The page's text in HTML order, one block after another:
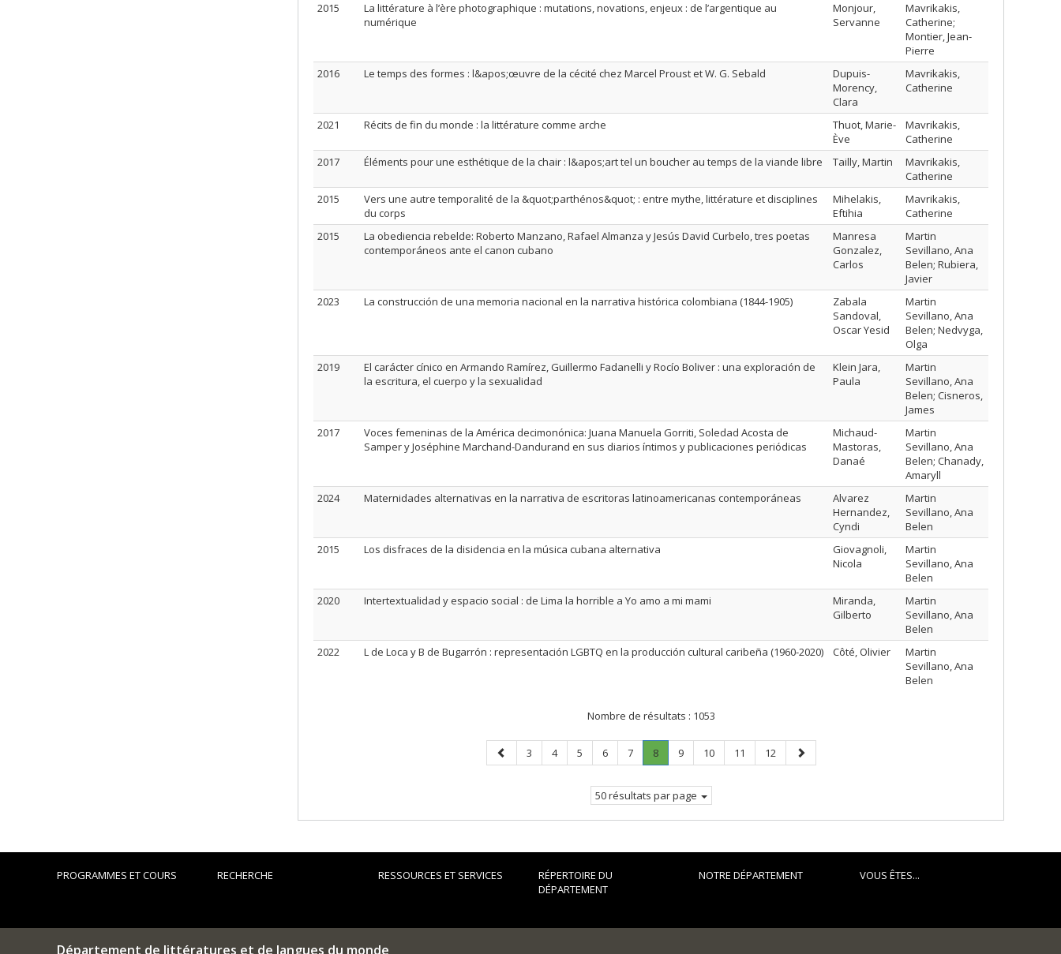
2015
La littérature à l’ère photographique : mutations, novations, enjeux : de l’argentique au
numérique
Monjour,
Servanne
Mavrikakis,
Catherine;
Montier, Jean-
Pierre
2016
Le temps des formes : l&apos;œuvre de la cécité chez Marcel Proust et W. G. Sebald
Dupuis-
Morency,
Clara
Mavrikakis,
Catherine
2021 Récits de fin du monde : la littérature comme arche
Thuot, Marie-
Ève
Mavrikakis,
Catherine
2017
Éléments pour une esthétique de la chair : l&apos;art tel un boucher au temps de la viande libre Tailly, Martin
Mavrikakis,
Catherine
2015
Vers une autre temporalité de la &quot;parthénos&quot; : entre mythe, littérature et disciplines
du corps
Mihelakis,
Eftihia
Mavrikakis,
Catherine
2015
La obediencia rebelde: Roberto Manzano, Rafael Almanza y Jesús David Curbelo, tres poetas
contemporáneos ante el canon cubano
Manresa
Gonzalez,
Carlos
Martin
Sevillano, Ana
Belen; Rubiera,
Javier
2023
La construcción de una memoria nacional en la narrativa histórica colombiana (1844-1905)
Zabala
Sandoval,
Oscar Yesid
Martin
Sevillano, Ana
Belen; Nedvyga,
Olga
2019
El carácter cínico en Armando Ramírez, Guillermo Fadanelli y Rocío Boliver : una exploración de
la escritura, el cuerpo y la sexualidad
Klein Jara,
Paula
Martin
Sevillano, Ana
Belen; Cisneros,
James
2017
Voces femeninas de la América decimonónica: Juana Manuela Gorriti, Soledad Acosta de
Samper y Joséphine Marchand-Dandurand en sus diarios íntimos y publicaciones periódicas
Michaud-
Mastoras,
Danaé
Martin
Sevillano, Ana
Belen; Chanady,
Amaryll
2024
Maternidades alternativas en la narrativa de escritoras latinoamericanas contemporáneas
Alvarez
Hernandez,
Cyndi
Martin
Sevillano, Ana
Belen
2015
Los disfraces de la disidencia en la música cubana alternativa
Giovagnoli,
Nicola
Martin
Sevillano, Ana
Belen
2020
Intertextualidad y espacio social : de Lima la horrible a Yo amo a mi mami
Miranda,
Gilberto
Martin
Sevillano, Ana
Belen
2022
L de Loca y B de Bugarrón : representación LGBTQ en la producción cultural caribeña (1960-2020) Côté, Olivier
Martin
Sevillano, Ana
Belen
Nombre de résultats : 1053
Page
précédente
Page
3 Page
4 Page
5 Page
6 Page
7 Page
8.
Page
Page
9 Page
10 Page
11 Page
12
Page
suivante
50 résultats par page
PROGRAMMES ET COURS RECHERCHE RESSOURCES ET SERVICES
RÉPERTOIRE DU
DÉPARTEMENT
NOTRE DÉPARTEMENT VOUS ÊTES...
Département de littératures et de langues du monde